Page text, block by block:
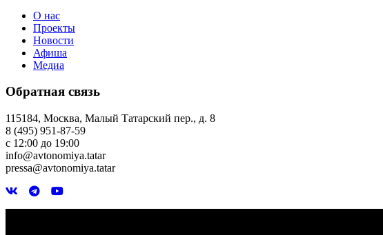
О нас
Проекты
Новости
Афиша
Медиа
Обратная связь
115184, Москва, Малый Татарский пер., д. 8
8 (495) 951-87-59
с 12:00 до 19:00
info@avtonomiya.tatar
pressa@avtonomiya.tatar